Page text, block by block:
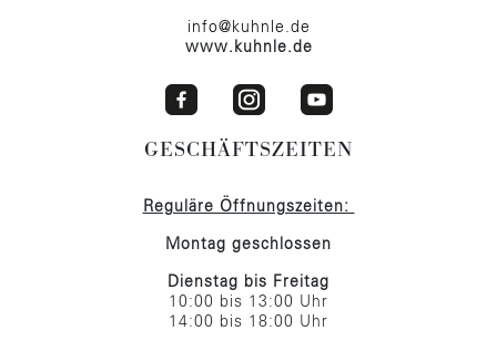
info@kuhnle.de
www.kuhnle.de
GESCHÄFTSZEITEN
Reguläre Öffnungszeiten:
Montag geschlossen
Dienstag bis Freitag
10:00 bis 13:00 Uhr
14:00 bis 18:00 Uhr